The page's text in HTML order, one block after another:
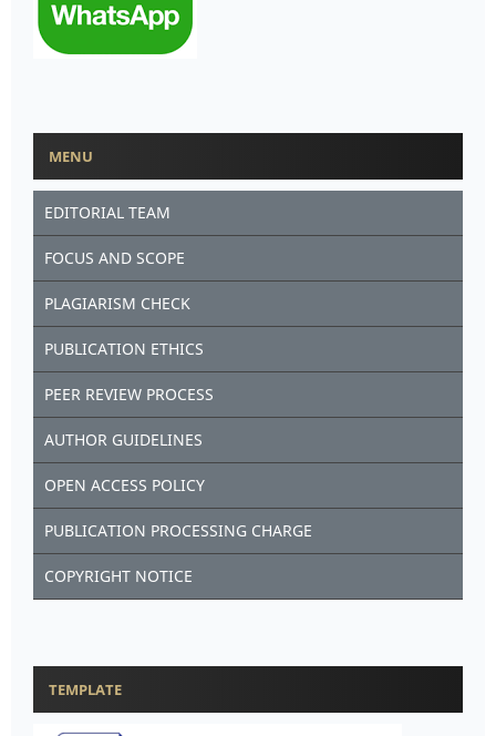
MENU
EDITORIAL TEAM
FOCUS AND SCOPE
PLAGIARISM CHECK
PUBLICATION ETHICS
PEER REVIEW PROCESS
AUTHOR GUIDELINES
OPEN ACCESS POLICY
PUBLICATION PROCESSING CHARGE
COPYRIGHT NOTICE
TEMPLATE